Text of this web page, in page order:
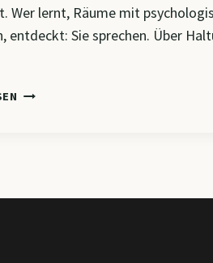
Wer lernt, Räume mit
entdeckt: Sie sprechen. Über
RÄUME